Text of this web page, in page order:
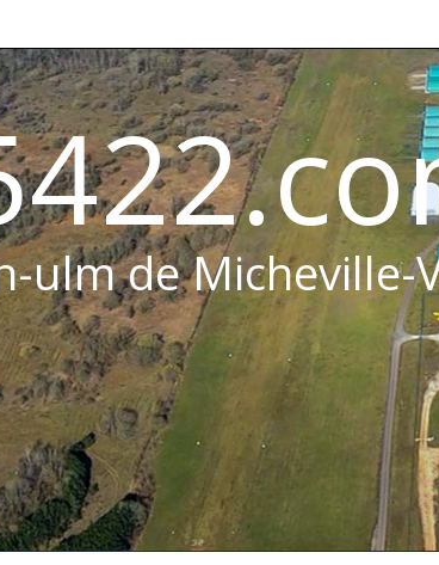
ulm de Micheville-